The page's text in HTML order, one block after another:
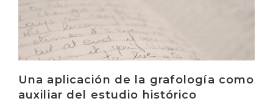
Una aplicación de la grafología como
auxiliar del estudio histórico